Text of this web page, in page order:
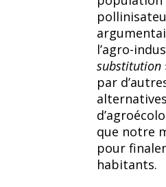
l’agro-
substitution
par
que notre
pour
habitants.